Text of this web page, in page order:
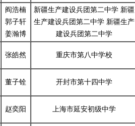
阎浩楠
郭子轩
姜瀚博
新疆生产建设兵团第二中学 新疆
生产建设兵团第二中学 新疆生产
建设兵团第二中学
张皓然 重庆市第八中学校
董子铨 开封市第十四中学
赵奕阳 上海市延安初级中学